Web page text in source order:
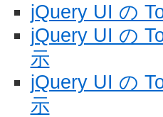
jQuery UI の
jQuery UI の
示
jQuery UI の
示